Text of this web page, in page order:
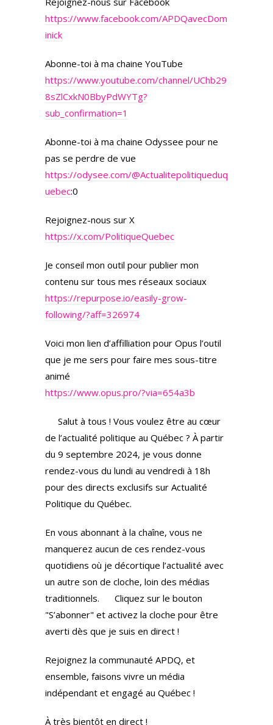
https://www.facebook.com/APDQavecDom
inick
Abonne-toi à ma chaine YouTube
https://www.youtube.com/channel/UChb29
8sZlCxkN0BbyPdWYTg?
sub_confirmation=1
Abonne-toi à ma chaine Odyssee pour ne
pas se perdre de vue
https://odysee.com/@Actualitepolitiqueduq
uebec:0
Rejoignez-nous sur X
https://x.com/PolitiqueQuebec
Je conseil mon outil pour publier mon
contenu sur tous mes réseaux sociaux
https://repurpose.io/easily-grow-
following/?aff=326974
Voici mon lien d’affilliation pour Opus l’outil
que je me sers pour faire mes sous-titre
animé
https://www.opus.pro/?via=654a3b
Salut à tous ! Vous voulez être au cœur
de l’actualité politique au Québec ? À partir
du 9 septembre 2024, je vous donne
rendez-vous du lundi au vendredi à 18h
pour des directs exclusifs sur Actualité
Politique du Québec.
En vous abonnant à la chaîne, vous ne
manquerez aucun de ces rendez-vous
quotidiens où je décortique l’actualité avec
un autre son de cloche, loin des médias
traditionnels.
Cliquez sur le bouton
"S’abonner" et activez la cloche pour être
averti dès que je suis en direct !
Rejoignez la communauté APDQ, et
ensemble, faisons vivre un média
indépendant et engagé au Québec !
À très bientôt en direct !